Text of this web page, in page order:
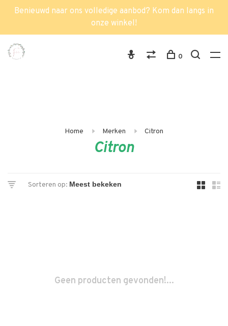
Benieuwd naar ons volledige aanbod? Kom dan langs in
onze winkel!
0
Home Merken Citron
Citron
Sorteren op:
Geen producten gevonden!...